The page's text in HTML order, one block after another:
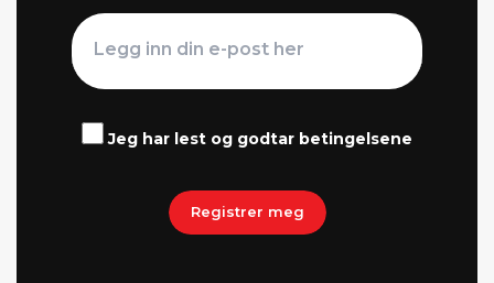
Jeg har lest og godtar betingelsene